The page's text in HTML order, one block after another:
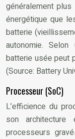
généralement
énergétique que
batterie
autonomie.
batterie usée peut
(Source: Battery
Processeur (SoC)
L’efficience du
son
processeurs